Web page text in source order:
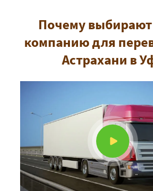
Почему
компанию для
Астрахани в